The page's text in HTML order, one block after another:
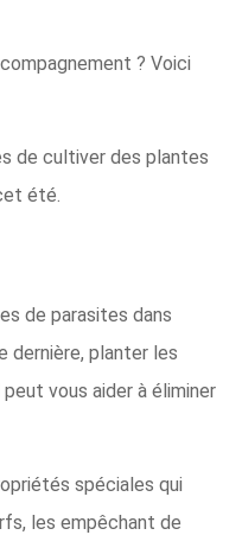
? Voici
de cultiver des plantes
été.
de parasites dans
dernière, planter les
vous aider à éliminer
spéciales qui
les empêchant de